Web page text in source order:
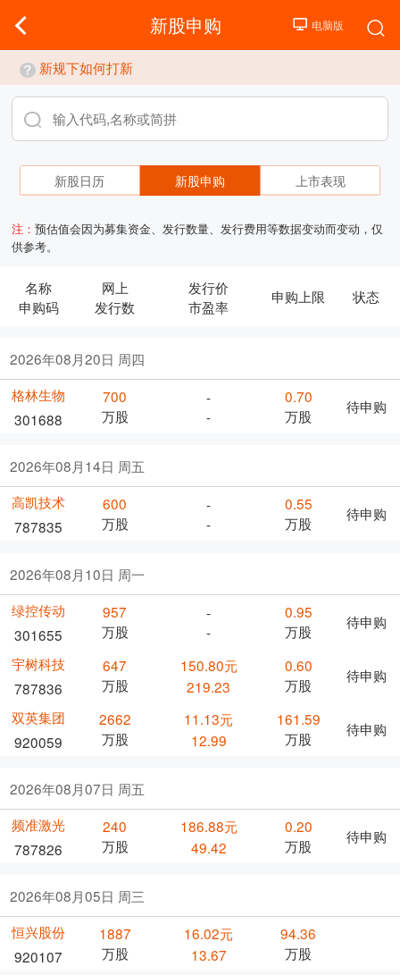
新股申购
新规下如何打新
新股日历 新股申购 上市表现
注：预估值会因为募集资金、发行数量、发行费用等数据变动而变动，仅
供参考。
名称
申购码
网上
发行数
发行价
市盈率
申购上限 状态
2026年08月20日 周四
格林生物
301688
700
万股
-
-
0.70
万股
待申购
2026年08月14日 周五
高凯技术
787835
600
万股
-
-
0.55
万股
待申购
2026年08月10日 周一
绿控传动
301655
957
万股
-
-
0.95
万股
待申购
宇树科技
787836
647
万股
150.80元
219.23
0.60
万股
待申购
双英集团
920059
2662
万股
11.13元
12.99
161.59
万股
待申购
2026年08月07日 周五
频准激光
787826
240
万股
186.88元
49.42
0.20
万股
待申购
2026年08月05日 周三
恒兴股份
920107
1887
万股
16.02元
13.67
94.36
万股